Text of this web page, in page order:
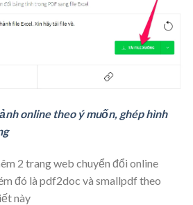
online theo ý muốn, ghép hình
2 trang web chuyển đổi online
đó là pdf2doc và smallpdf theo
này